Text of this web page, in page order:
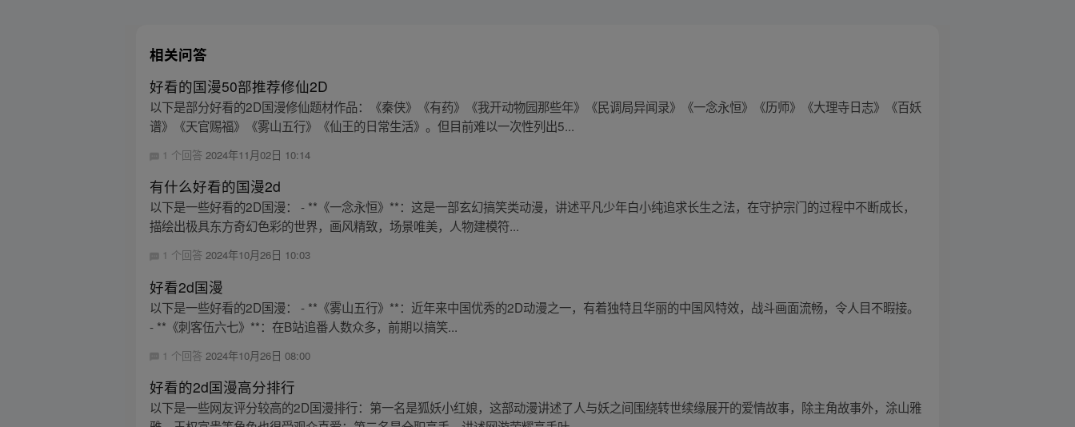
相关问答
好看的国漫50部推荐修仙2D
以下是部分好看的2D国漫修仙题材作品：《秦侠》《有药》《我开动物园那些年》《民调局异闻录》《一念永恒》《历师》《大理寺日志》《百妖
谱》《天官赐福》《雾山五行》《仙王的日常生活》。但目前难以一次性列出5...
1 个回答2024年11月02日 10:14
有什么好看的国漫2d
以下是一些好看的2D国漫： - **《一念永恒》**：这是一部玄幻搞笑类动漫，讲述平凡少年白小纯追求长生之法，在守护宗门的过程中不断成长，
描绘出极具东方奇幻色彩的世界，画风精致，场景唯美，人物建模符...
1 个回答2024年10月26日 10:03
好看2d国漫
以下是一些好看的2D国漫： - **《雾山五行》**：近年来中国优秀的2D动漫之一，有着独特且华丽的中国风特效，战斗画面流畅，令人目不暇接。
- **《刺客伍六七》**：在B站追番人数众多，前期以搞笑...
1 个回答 2024年10月26日 08:00
好看的2d国漫高分排行
以下是一些网友评分较高的2D国漫排行：第一名是狐妖小红娘，这部动漫讲述了人与妖之间围绕转世续缘展开的爱情故事，除主角故事外，涂山雅